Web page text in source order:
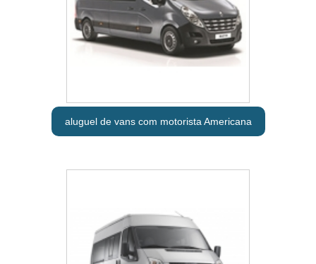
aluguel de vans com motorista Americana